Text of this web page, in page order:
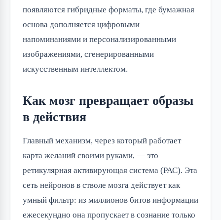
появляются гибридные форматы, где бумажная
основа дополняется цифровыми
напоминаниями и персонализированными
изображениями, сгенерированными
искусственным интеллектом.
Как мозг превращает образы
в действия
Главный механизм, через который работает
карта желаний своими руками, — это
ретикулярная активирующая система (РАС). Эта
сеть нейронов в стволе мозга действует как
умный фильтр: из миллионов битов информации
ежесекундно она пропускает в сознание только